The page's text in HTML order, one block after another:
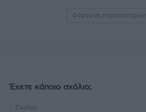
Φόρτωση περισσοτέρων
Έχετε κάποιο σχόλιο;